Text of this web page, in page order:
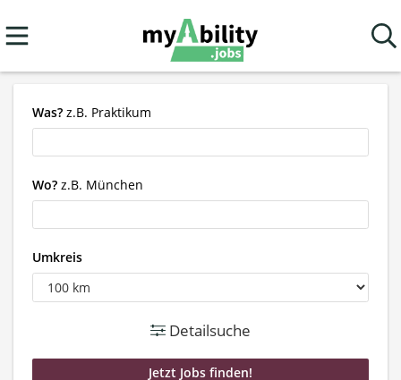
Was? z.B. Praktikum
Wo? z.B. München
Umkreis
Detailsuche